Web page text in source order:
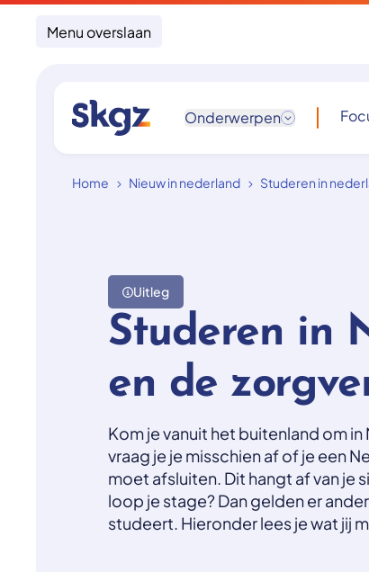
Menu overslaan
Onderwerpen
Home Nieuw in nederland Studeren in
Studeren in
en de
Uitleg
Kom je vanuit het buitenland om
vraag je je misschien af of je een
moet afsluiten. Dit hangt af van je
loop je stage? Dan gelden er
studeert. Hieronder lees je wat jij